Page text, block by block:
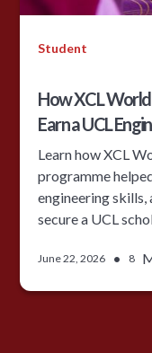
Student
How XCL
Earn a UCL
Learn how XCL
programme
engineering skills,
secure a UCL
June 22, 2026 • 8